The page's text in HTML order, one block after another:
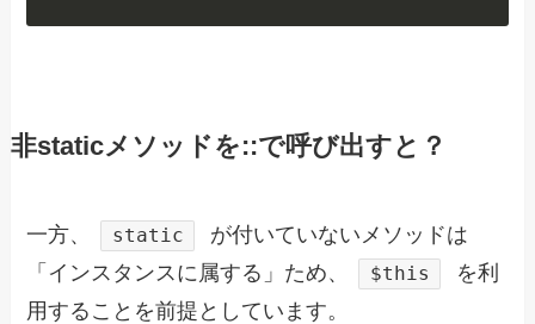
非staticメソッドを::で呼び出すと？
一方、 static
が付いていないメソッドは
「インスタンスに属する」ため、
$this
を利
用することを前提としています。